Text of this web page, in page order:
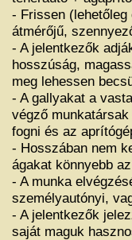
- Frissen (lehetőleg
átmérőjű,
- A jelentkezők
hosszúság,
meg lehessen
- A gallyakat a
végző
fogni és az
- Hosszában nem
ágakat könnyebb
- A munka
személyautónyi,
- A jelentkezők
saját maguk